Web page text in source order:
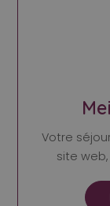
Votre
site